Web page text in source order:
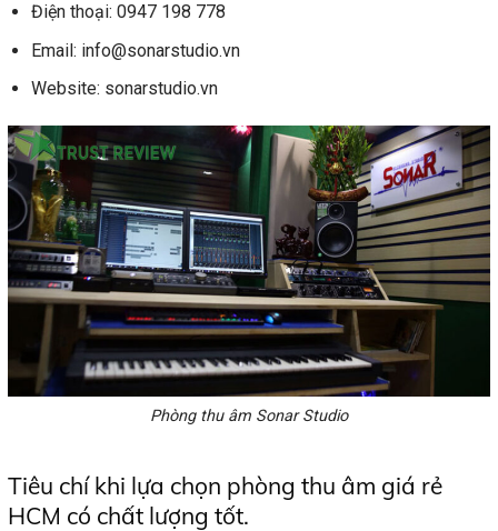
Điện thoại: 0947 198 778
Email: info@sonarstudio.vn
Website: sonarstudio.vn
Phòng thu âm Sonar Studio
Tiêu chí khi lựa chọn phòng thu âm giá rẻ
HCM có chất lượng tốt.